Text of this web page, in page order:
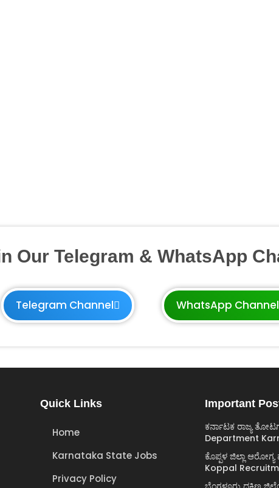
Our Telegram & WhatsApp
Telegram Channel WhatsApp Channel
Quick Links
Home
Karnataka State Jobs
Privacy Policy
Important
ಕರ್ನಾಟಕ ರಾಜ್ಯ
Department
ಕೊಪ್ಪಳ ಜಿಲ್ಲಾ
Koppal